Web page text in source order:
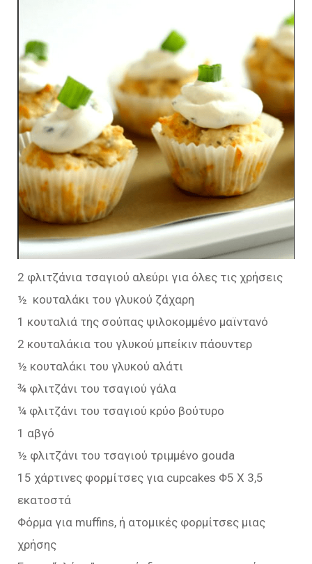
2 φλιτζάνια τσαγιού αλεύρι για όλες τις χρήσεις
½ κουταλάκι του γλυκού ζάχαρη
1 κουταλιά της σούπας ψιλοκομμένο μαϊντανό
2 κουταλάκια του γλυκού μπείκιν πάουντερ
½ κουταλάκι του γλυκού αλάτι
¾ φλιτζάνι του τσαγιού γάλα
¼ φλιτζάνι του τσαγιού κρύο βούτυρο
1 αβγό
½ φλιτζάνι του τσαγιού τριμμένο gouda
15 χάρτινες φορμίτσες για cupcakes Φ5 Χ 3,5
εκατοστά
Φόρμα για muffins, ή ατομικές φορμίτσες μιας
χρήσης